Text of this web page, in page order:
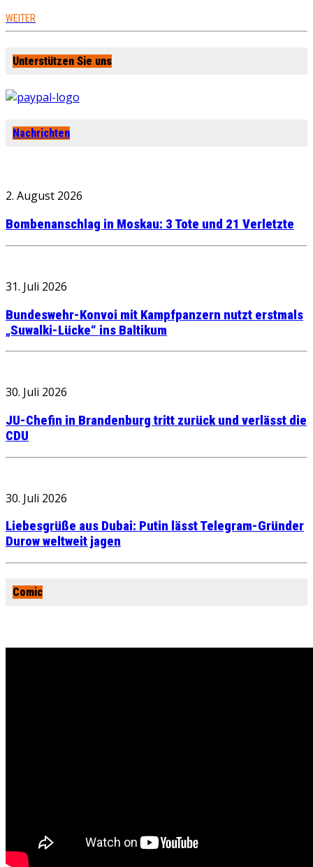
WEITER
Unterstützen Sie uns
Nachrichten
2. August 2026
Bombenanschlag in Moskau: 3 Tote und 21 Verletzte
31. Juli 2026
Bundeswehr-Konvoi mit Kampfpanzern nutzt erstmals
„Suwalki-Lücke“ ins Baltikum
30. Juli 2026
JU-Chefin in Brandenburg tritt zurück und verlässt die
CDU
30. Juli 2026
Liebesgrüße aus Dubai: Putin lässt Telegram-Gründer
Durow weltweit jagen
Comic